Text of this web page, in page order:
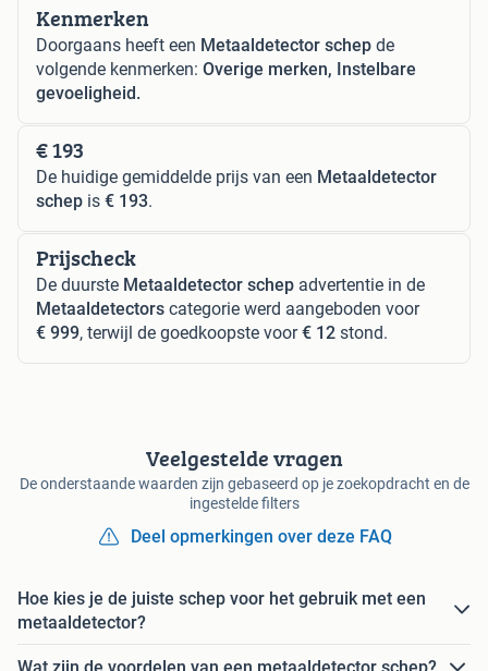
Kenmerken
Doorgaans heeft een Metaaldetector schep de
volgende kenmerken: Overige merken, Instelbare
gevoeligheid.
€ 193
De huidige gemiddelde prijs van een Metaaldetector
schep is € 193.
Prijscheck
De duurste Metaaldetector schep advertentie in de
Metaaldetectors categorie werd aangeboden voor
€ 999, terwijl de goedkoopste voor€ 12 stond.
Veelgestelde vragen
De onderstaande waarden zijn gebaseerd op je zoekopdracht en de
ingestelde filters
Deel opmerkingen over deze FAQ
Hoe kies je de juiste schep voor het gebruik met een
metaaldetector?